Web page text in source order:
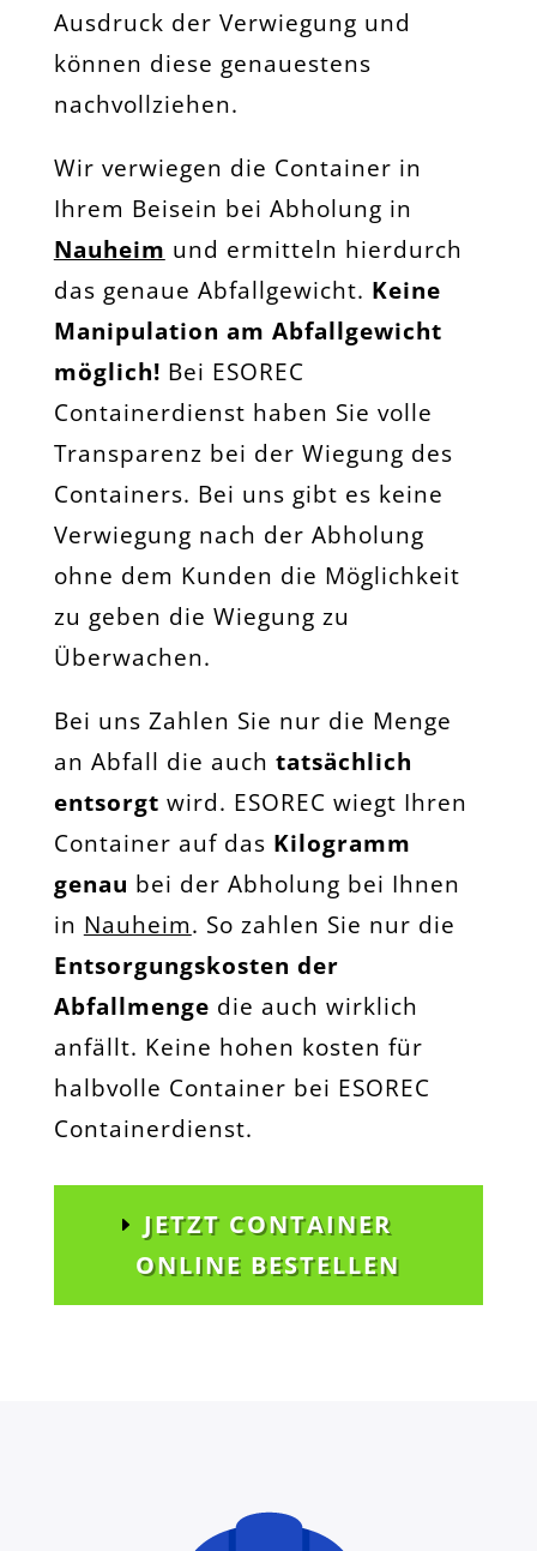
Ausdruck der Verwiegung und
können diese genauestens
nachvollziehen.
Wir verwiegen die Container in
Ihrem Beisein bei Abholung in
Nauheim und ermitteln hierdurch
das genaue Abfallgewicht. Keine
Manipulation am Abfallgewicht
möglich! Bei ESOREC
Containerdienst haben Sie volle
Transparenz bei der Wiegung des
Containers. Bei uns gibt es keine
Verwiegung nach der Abholung
ohne dem Kunden die Möglichkeit
zu geben die Wiegung zu
Überwachen.
Bei uns Zahlen Sie nur die Menge
an Abfall die auch tatsächlich
entsorgt wird. ESOREC wiegt Ihren
Container auf das Kilogramm
genau bei der Abholung bei Ihnen
in Nauheim. So zahlen Sie nur die
Entsorgungskosten der
Abfallmenge die auch wirklich
anfällt. Keine hohen kosten für
halbvolle Container bei ESOREC
Containerdienst.
JETZT CONTAINER
ONLINE BESTELLEN